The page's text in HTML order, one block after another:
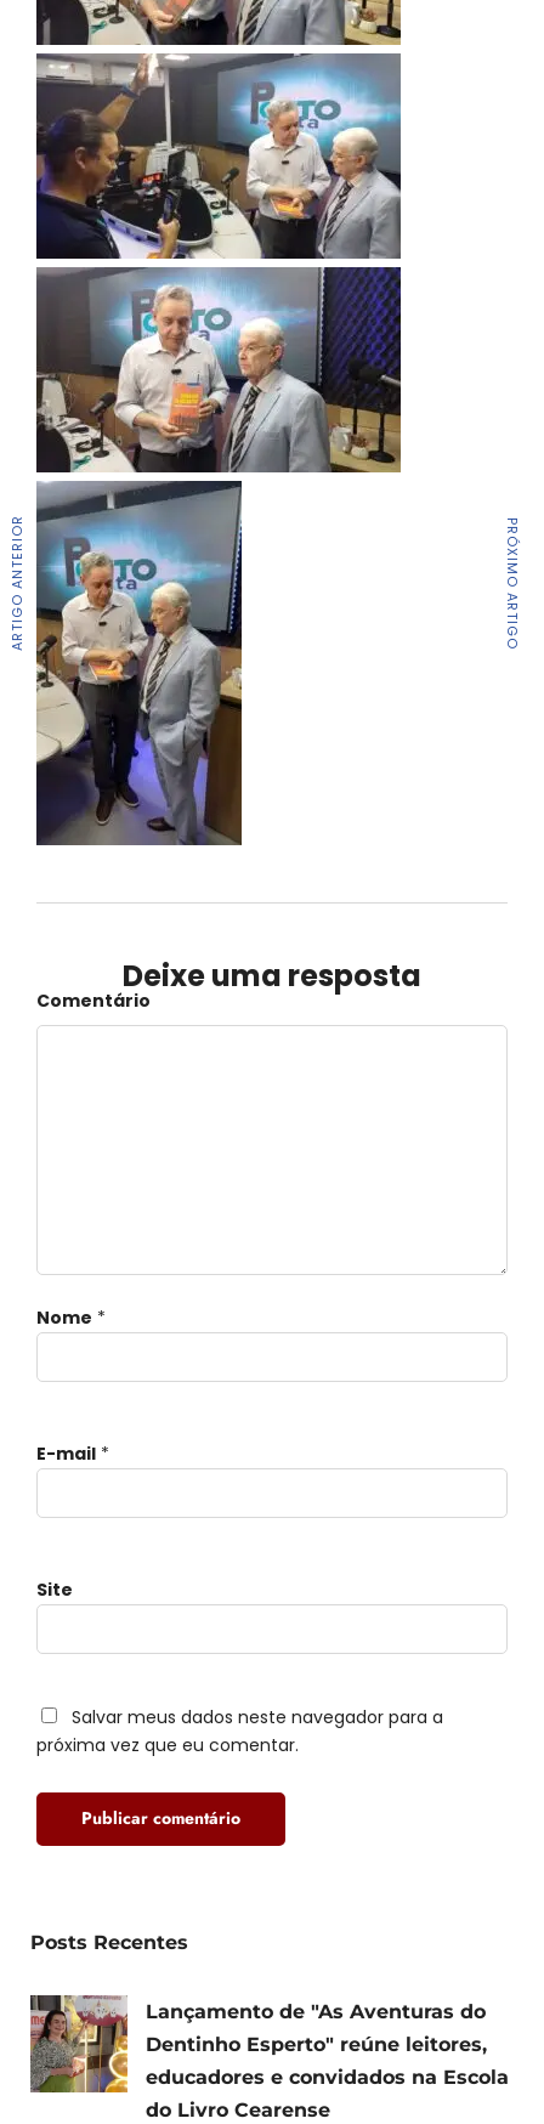
Deixe uma resposta
Comentário
Nome *
E-mail *
Site
Salvar meus dados neste navegador para a
próxima vez que eu comentar.
ARTIGO ANTERIOR PRÓXIMO ARTIGO
Posts Recentes
Lançamento de "As Aventuras do
Dentinho Esperto" reúne leitores,
educadores e convidados na Escola
do Livro Cearense